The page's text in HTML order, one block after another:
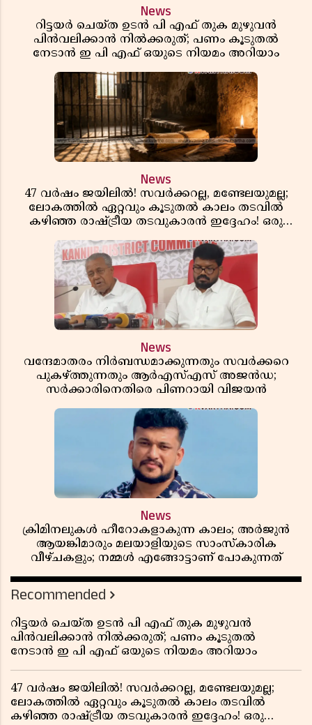
News
റിട്ടയർ ചെയ്ത ഉടൻ പി എഫ് തുക മുഴുവൻ
പിൻവലിക്കാൻ നിൽക്കരുത്; പണം കൂടുതൽ
നേടാൻ ഇ പി എഫ് ഒയുടെ നിയമം അറിയാം
News
47 വർഷം ജയിലിൽ! സവർക്കറല്ല, മണ്ടേലയുമല്ല;
ലോകത്തിൽ ഏറ്റവും കൂടുതൽ കാലം തടവിൽ
കഴിഞ്ഞ രാഷ്ട്രീയ തടവുകാരൻ ഇദ്ദേഹം! ഒരു
News
വന്ദേമാതരം നിർബന്ധമാക്കുന്നതും സവർക്കറെ
പുകഴ്ത്തുന്നതും ആർഎസ്എസ് അജൻഡ;
സർക്കാരിനെതിരെ പിണറായി വിജയൻ
News
ക്രിമിനലുകൾ ഹീറോകളാകുന്ന കാലം; അർജുൻ
ആയങ്കിമാരും മലയാളിയുടെ സാംസ്കാരിക
വീഴ്ചകളും; നമ്മൾ എങ്ങോട്ടാണ് പോകുന്നത്
Recommended
റിട്ടയർ ചെയ്ത ഉടൻ പി എഫ് തുക മുഴുവൻ
പിൻവലിക്കാൻ നിൽക്കരുത്; പണം കൂടുതൽ
നേടാൻ ഇ പി എഫ് ഒയുടെ നിയമം അറിയാം
47 വർഷം ജയിലിൽ! സവർക്കറല്ല, മണ്ടേലയുമല്ല;
ലോകത്തിൽ ഏറ്റവും കൂടുതൽ കാലം തടവിൽ
കഴിഞ്ഞ രാഷ്ട്രീയ തടവുകാരൻ ഇദ്ദേഹം! ഒരു